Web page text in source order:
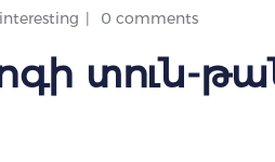
0 comments
տուն-